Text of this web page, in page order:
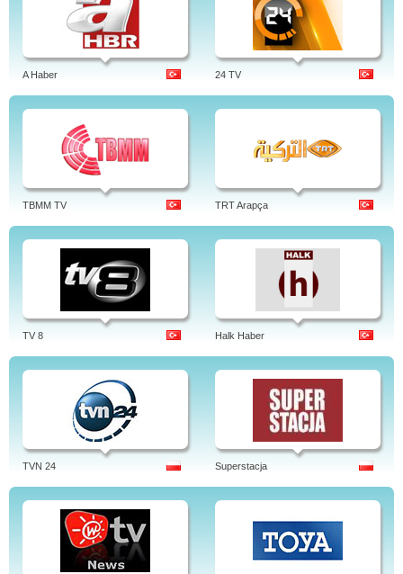
A Haber 24 TV
TBMM TV TRT Arapça
TV 8 Halk Haber
TVN 24 Superstacja